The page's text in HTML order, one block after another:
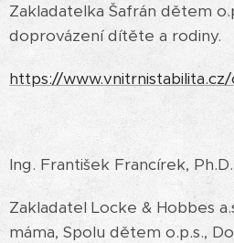
Zakladatelka Šafrán dětem
doprovázení dítěte a rodiny.
https://
Ing. František Francírek, Ph.D.
Zakladatel Locke & Hobbes
máma, Spolu dětem o.p.s.,